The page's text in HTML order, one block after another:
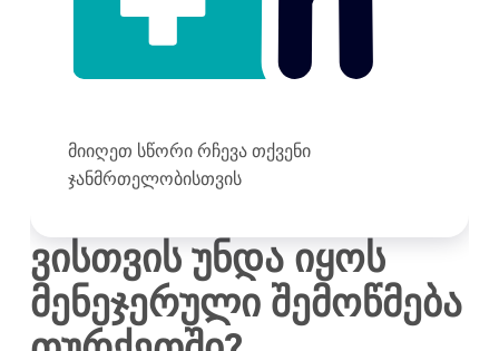
მიიღეთ სწორი რჩევა თქვენი
ჯანმრთელობისთვის
ვისთვის უნდა იყოს
მენეჯერული შემოწმება